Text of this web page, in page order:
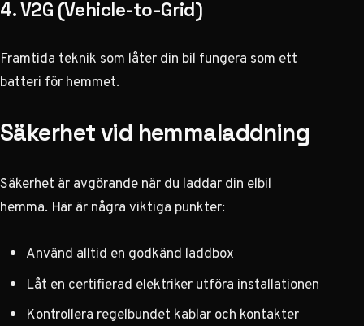
4. V2G (Vehicle-to-Grid)
Framtida teknik som låter din bil fungera som ett
batteri för hemmet.
Säkerhet vid hemmaladdning
Säkerhet är avgörande när du laddar din elbil
hemma. Här är några viktiga punkter:
Använd alltid en godkänd laddbox
Låt en certifierad elektriker utföra installationen
Kontrollera regelbundet kablar och kontakter